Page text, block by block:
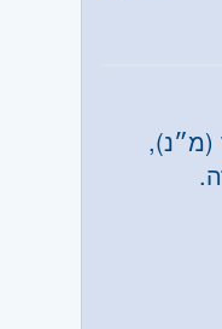
(מ״נ),